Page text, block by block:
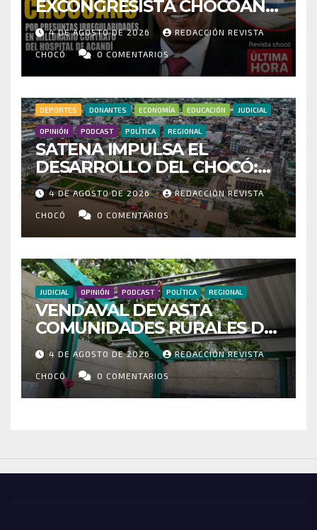
EXCONGRESISTA CHOCOANO
POR PRESUNTAS
IRREGULARIDADES EN
MILLONARIO CONTRATO DEL
HOSPITAL DE ACANDÍ
4 DE AGOSTO DE 2026 REDACCIÓN REVISTA
CHOCÓ 0 COMENTARIOS
DEPORTES DONANTES ECONOMÍA EDUCACIÓN JUDICIAL
OPINIÓN PODCAST POLÍTICA REGIONAL
SATENA IMPULSA EL
DESARROLLO DEL CHOCÓ:
MÁS DE 35 MIL PASAJEROS
MOVILIZADOS Y NUEVAS
RUTAS FORTALECEN LA
CONECTIVIDAD
4 DE AGOSTO DE 2026 REDACCIÓN REVISTA
CHOCÓ 0 COMENTARIOS
JUDICIAL OPINIÓN PODCAST POLÍTICA REGIONAL
VENDAVAL DEVASTA
COMUNIDADES RURALES DE
RIOSUCIO: ESCUELAS,
VIVIENDAS Y CEMENTERIO
ENTRE LOS AFECTADOS
4 DE AGOSTO DE 2026 REDACCIÓN REVISTA
CHOCÓ 0 COMENTARIOS